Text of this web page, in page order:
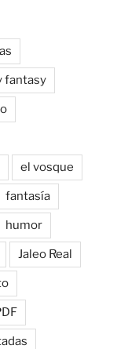
fantasy
el vosque
fantasía
humor
Jaleo Real